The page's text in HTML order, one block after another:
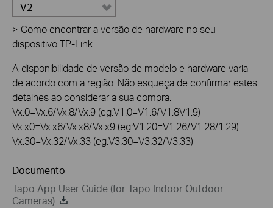
V2
> Como encontrar a versão de hardware no seu
dispositivo TP-Link
A disponibilidade de versão de modelo e hardware varia
de acordo com a região. Não esqueça de confirmar estes
detalhes ao considerar a sua compra.
Vx.0=Vx.6/Vx.8/Vx.9 (eg:V1.0=V1.6/V1.8V1.9)
Vx.x0=Vx.x6/Vx.x8/Vx.x9 (eg:V1.20=V1.26/V1.28/1.29)
Vx.30=Vx.32/Vx.33 (eg:V3.30=V3.32/V3.33)
Documento
Tapo App User Guide (for Tapo Indoor Outdoor
Cameras)